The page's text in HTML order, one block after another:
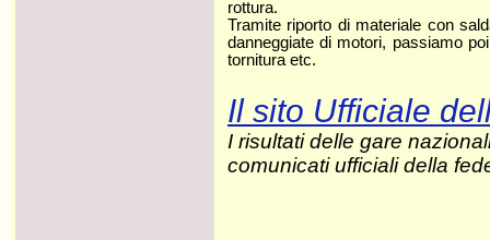
rottura.
Tramite riporto di materiale con
danneggiate di motori, passiamo
tornitura etc.
Il sito Ufficiale
I risultati delle gare
comunicati ufficiali della